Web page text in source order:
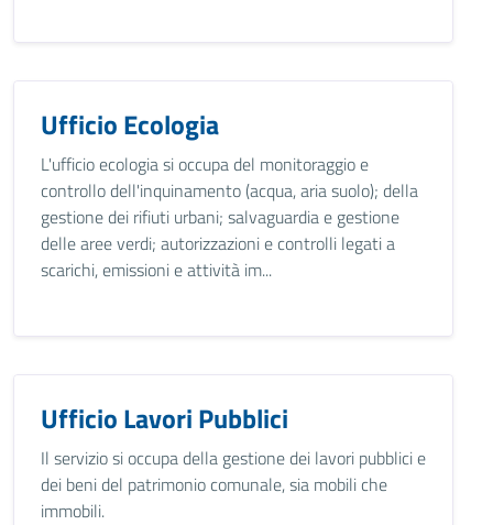
Ufficio Ecologia
L'ufficio ecologia si occupa del monitoraggio e
controllo dell'inquinamento (acqua, aria suolo); della
gestione dei rifiuti urbani; salvaguardia e gestione
delle aree verdi; autorizzazioni e controlli legati a
scarichi, emissioni e attività im...
Ufficio Lavori Pubblici
Il servizio si occupa della gestione dei lavori pubblici e
dei beni del patrimonio comunale, sia mobili che
immobili.